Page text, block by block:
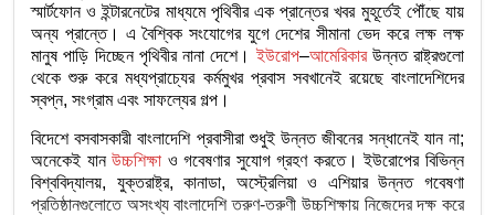
স্মার্টফোন ও ইন্টারনেটের মাধ্যমে পৃথিবীর এক প্রান্তের খবর মুহূর্তেই পৌঁছে যায়
অন্য প্রান্তে। এ বৈশ্বিক সংযোগের যুগে দেশের সীমানা ভেদ করে লক্ষ লক্ষ
মানুষ পাড়ি দিচ্ছেন পৃথিবীর নানা দেশে।ইউরোপ–আমেরিকারউন্নত রাষ্ট্রগুলো
থেকে শুরু করে মধ্যপ্রাচ্যের কর্মমুখর প্রবাস সবখানেই রয়েছে বাংলাদেশিদের
স্বপ্ন, সংগ্রাম এবং সাফল্যের গল্প।
বিদেশে বসবাসকারী বাংলাদেশি প্রবাসীরা শুধুই উন্নত জীবনের সন্ধানেই যান না;
অনেকেই যানউচ্চশিক্ষা ও গবেষণার সুযোগ গ্রহণ করতে। ইউরোপের বিভিন্ন
বিশ্ববিদ্যালয়, যুক্তরাষ্ট্র, কানাডা, অস্ট্রেলিয়া ও এশিয়ার উন্নত গবেষণা
প্রতিষ্ঠানগুলোতে অসংখ্য বাংলাদেশি তরুণ-তরুণী উচ্চশিক্ষায় নিজেদের দক্ষ করে